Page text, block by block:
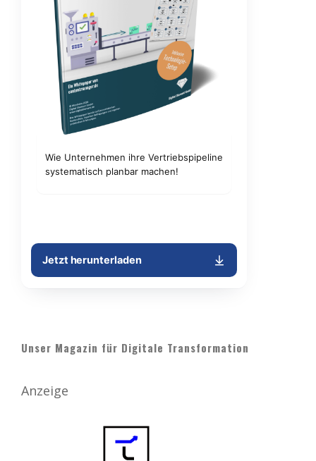
Unser Magazin für Digitale Transformation
Anzeige